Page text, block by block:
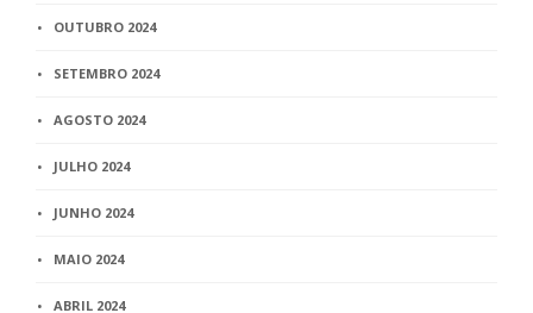
OUTUBRO 2024
SETEMBRO 2024
AGOSTO 2024
JULHO 2024
JUNHO 2024
MAIO 2024
ABRIL 2024